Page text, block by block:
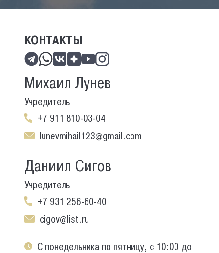
КОНТАКТЫ
Михаил Лунев
Учредитель
+7 911 810-03-04
lunevmihail123@gmail.com
Даниил Сигов
Учредитель
+7 931 256-60-40
cigov@list.ru
С понедельника по пятницу, с 10:00 до